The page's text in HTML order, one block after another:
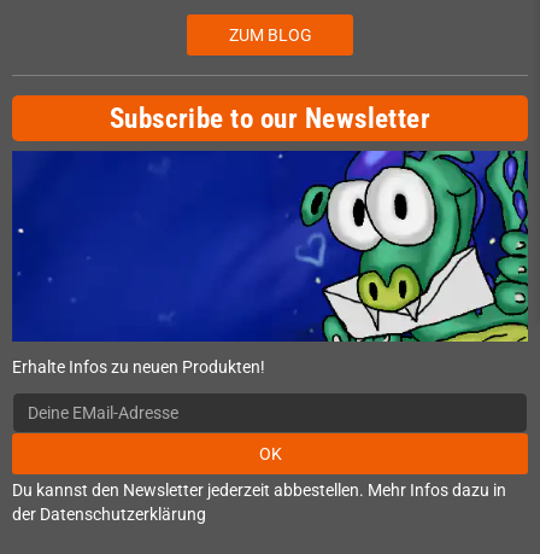
ZUM BLOG
Subscribe to our Newsletter
Erhalte Infos zu neuen Produkten!
OK
Du kannst den Newsletter jederzeit abbestellen. Mehr Infos dazu in
der Datenschutzerklärung